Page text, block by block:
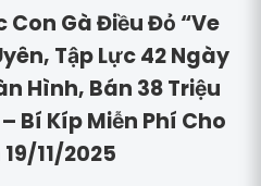
Con Gà Điều Đỏ “Ve
Tập Lực 42 Ngày
Hình, Bán 38 Triệu
Bí Kíp Miễn Phí Cho
11/2025